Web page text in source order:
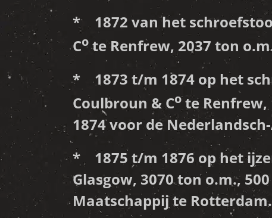
* 1872 van het
Cote Renfrew, 2037 ton
* 1873 t/m 1874 op het
Coulbroun & Cote Renfrew,
1874 voor de
* 1875 t/m 1876 op het
Glasgow, 3070 ton o.m.,
Maatschappij te Rotterdam.